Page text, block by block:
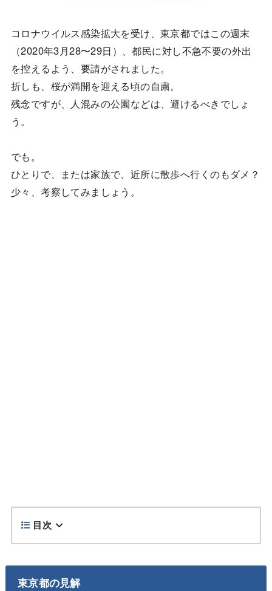
コロナウイルス感染拡大を受け、東京都ではこの週末
（2020年3月28〜29日）、都民に対し不急不要の外出
を控えるよう、要請がされました。
折しも、桜が満開を迎える頃の自粛。
残念ですが、人混みの公園などは、避けるべきでしょ
う。
でも。
ひとりで、または家族で、近所に散歩へ行くのもダメ？
少々、考察してみましょう。
目次
東京都の見解